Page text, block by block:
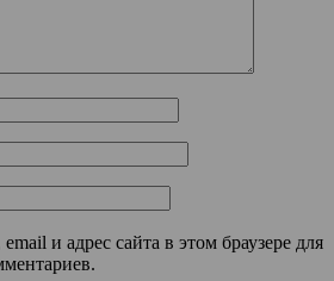
и адрес сайта в этом браузере для